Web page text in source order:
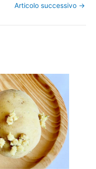
Articolo successivo →